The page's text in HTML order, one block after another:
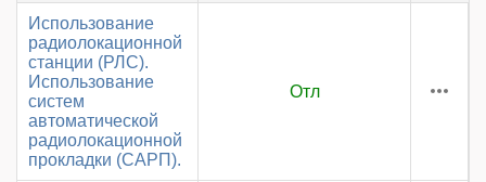
Использование
радиолокационной
станции (РЛС).
Использование
систем
автоматической
радиолокационной
прокладки (САРП).
Отл